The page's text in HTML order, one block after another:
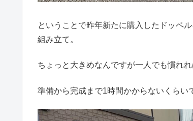
ということで昨年新たに購入したドッペ
組み立て。
ちょっと大きめなんですが一人でも慣れ
準備から完成まで1時間かからないくらい